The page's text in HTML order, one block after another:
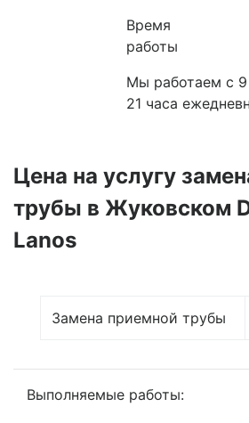
Время
работы
Мы работаем с
21 часа
Цена на услугу
трубы в Жуковском
Lanos
Замена приемной трубы
Выполняемые работы: